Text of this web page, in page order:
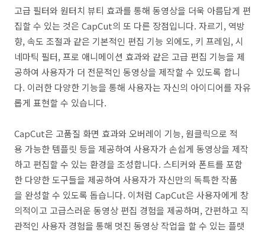
고급 필터와 원터치 뷰티 효과를 통해 동영상을 더욱 아름답게 편
집할 수 있는 것은 CapCut의 또 다른 장점입니다. 자르기, 역방
향, 속도 조절과 같은 기본적인 편집 기능 외에도, 키 프레임, 시
네마틱 필터, 프로 애니메이션 효과와 같은 고급 편집 기능을 제
공하여 사용자가 더 전문적인 동영상을 제작할 수 있도록 합니
다. 이러한 다양한 기능을 통해 사용자는 자신의 아이디어를 자유
롭게 표현할 수 있습니다.
CapCut은 고품질 화면 효과와 오버레이 기능, 원클릭으로 적
용 가능한 템플릿 등을 제공하여 사용자가 손쉽게 동영상을 제작
하고 편집할 수 있는 환경을 조성합니다. 스티커와 폰트를 포함
한 다양한 도구들을 제공하여 사용자가 자신만의 독특한 작품
을 완성할 수 있도록 돕습니다. 이처럼 CapCut은 사용자에게 창
의적이고 고급스러운 동영상 편집 경험을 제공하며, 간편하고 직
관적인 사용자 경험을 통해 멋진 동영상 작업을 할 수 있는 플랫